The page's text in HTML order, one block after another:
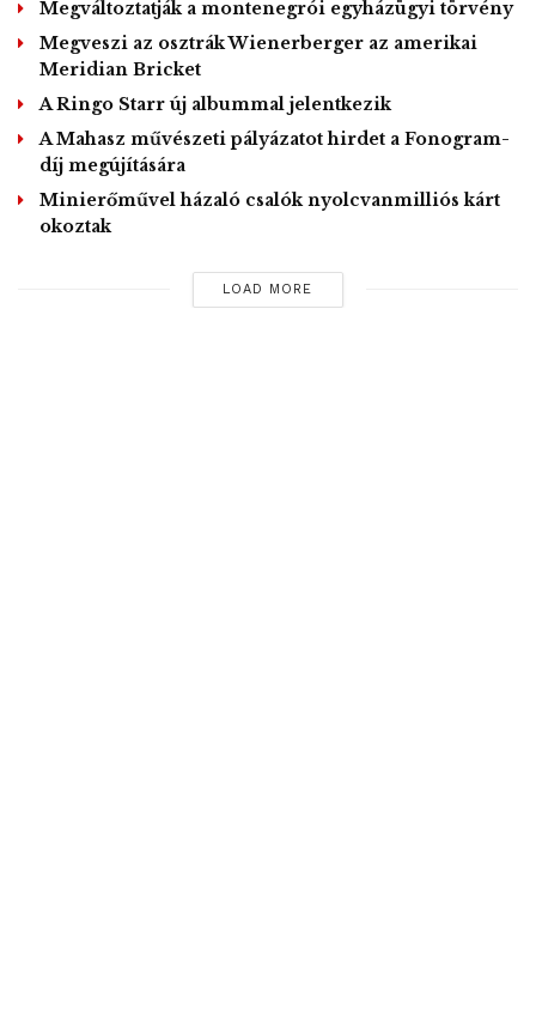
Megváltoztatják a montenegrói egyházügyi törvény
Megveszi az osztrák Wienerberger az amerikai
Meridian Bricket
A Ringo Starr új albummal jelentkezik
A Mahasz művészeti pályázatot hirdet a Fonogram-
díj megújítására
Minierőművel házaló csalók nyolcvanmilliós kárt
okoztak
LOAD MORE